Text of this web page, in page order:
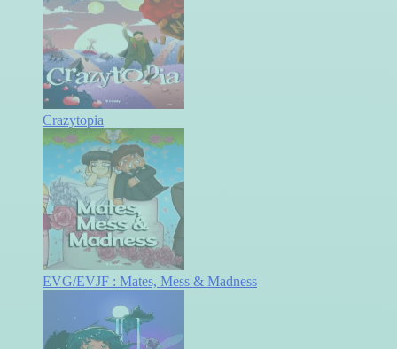
Crazytopia
EVG/EVJF : Mates, Mess & Madness